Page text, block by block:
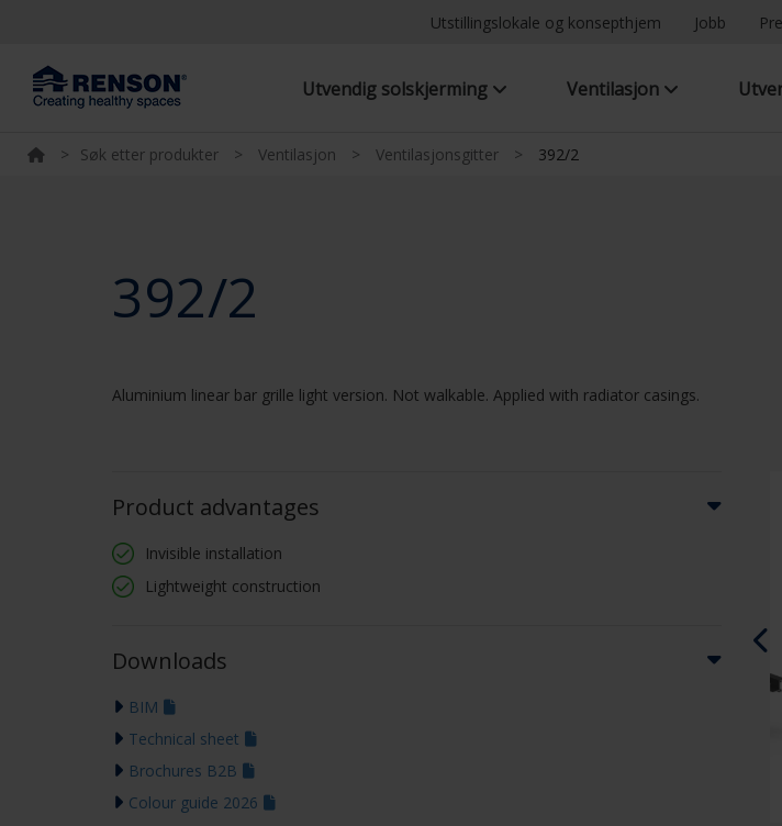
Utstillingslokale og konsepthjem Jobb
Utvendig solskjerming Ventilasjon
> Søk etter produkter > Ventilasjon > Ventilasjonsgitter > 392/2
392/2
Aluminium linear bar grille light version. Not walkable. Applied with radiator casings.
Product advantages
Invisible installation
Lightweight construction
Downloads
BIM
Technical sheet
Brochures B2B
Colour guide 2026